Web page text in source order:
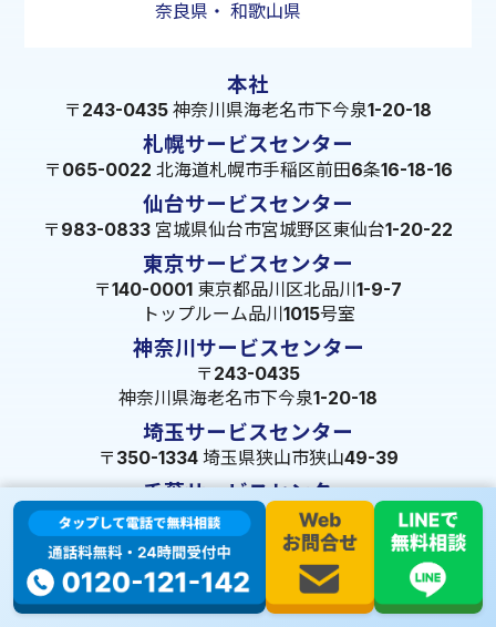
奈良県 ・ 和歌山県
本社
〒243-0435 神奈川県海老名市下今泉1-20-18
札幌サービスセンター
〒065-0022 北海道札幌市手稲区前田6条16-18-16
仙台サービスセンター
〒983-0833 宮城県仙台市宮城野区東仙台1-20-22
東京サービスセンター
〒140-0001 東京都品川区北品川1-9-7
トップルーム品川1015号室
神奈川サービスセンター
〒243-0435
神奈川県海老名市下今泉1-20-18
埼玉サービスセンター
〒350-1334 埼玉県狭山市狭山49-39
千葉サービスセンター
〒264-0016
千葉県千葉市若葉区大宮町1288-7
茨城サービスセンター
〒309-1717 茨城県笠間市旭町322-2 102号